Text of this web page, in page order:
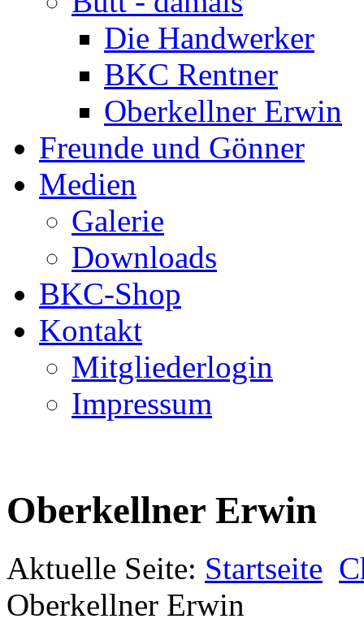
Die Handwerker
BKC Rentner
Oberkellner Erwin
Freunde und Gönner
Medien
Galerie
Downloads
BKC-Shop
Kontakt
Mitgliederlogin
Impressum
Oberkellner Erwin
Aktuelle Seite: Startseite
Oberkellner Erwin